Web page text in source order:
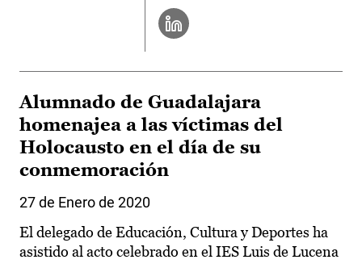
Alumnado de Guadalajara
homenajea a las víctimas del
Holocausto en el día de su
conmemoración
27 de Enero de 2020
El delegado de Educación, Cultura y Deportes ha
asistido al acto celebrado en el IES Luis de Lucena